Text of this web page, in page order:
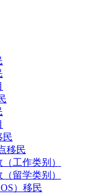
民
移民
工作类别）
留学类别）
）移民